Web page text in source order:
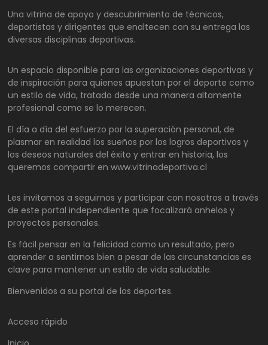
Una vitrina de apoyo y descubrimiento de técnicos,
deportistas y dirigentes que enaltecen con su entrega las
diversas disciplinas deportivas.
Un espacio disponible para las organizaciones deportivas y
de inspiración para quienes apuestan por el deporte como
un estilo de vida, tratado desde una manera altamente
profesional como se lo merecen.
El día a día del esfuerzo por la superación personal, de
plasmar en realidad los sueños por los logros deportivos y
los deseos naturales del éxito y entrar en historia, los
queremos compartir en www.vitrinadeportiva.cl
Les invitamos a seguirnos y participar con nosotros a través
de este portal independiente que focalizará anhelos y
proyectos personales.
Es fácil pensar en la felicidad como un resultado, pero
aprender a sentirnos bien a pesar de las circunstancias es
clave para mantener un estilo de vida saludable.
Bienvenidos a su portal de los deportes.
Acceso rápido